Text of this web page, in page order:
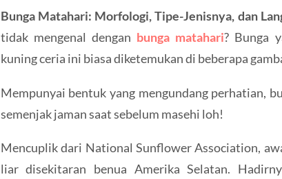
Bunga Matahari: Morfologi, Tipe-Jenisnya, dan
tidak mengenal dengan bunga matahari? Bunga
kuning ceria ini biasa diketemukan di beberapa
Mempunyai bentuk yang mengundang perhatian,
semenjak jaman saat sebelum masehi loh!
Mencuplik dari National Sunflower Association,
liar disekitaran benua Amerika Selatan.